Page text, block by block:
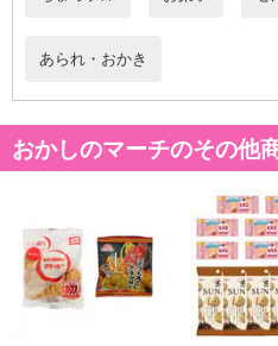
休業日
■その他共通および商品カテゴリ
こちらの情報は
あられ・おかき
おかしのマーチのその他